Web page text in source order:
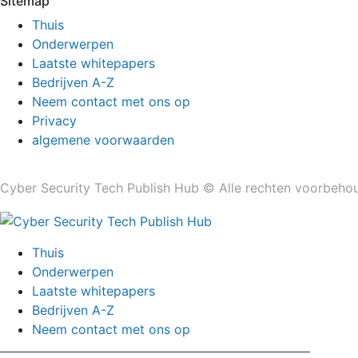
Thuis
Onderwerpen
Laatste whitepapers
Bedrijven A-Z
Neem contact met ons op
Privacy
algemene voorwaarden
Cyber ​​Security Tech Publish Hub © Alle rechten
Thuis
Onderwerpen
Laatste whitepapers
Bedrijven A-Z
Neem contact met ons op